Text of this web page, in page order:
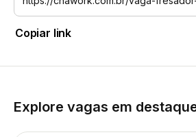
Copiar link
Explore vagas em